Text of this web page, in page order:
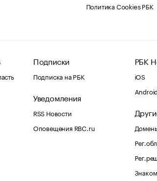
Политика Cookies РБК
Подписки
Подписка на РБК
Уведомления
RSS Новости
Оповещения RBC.ru
РБК
iOS